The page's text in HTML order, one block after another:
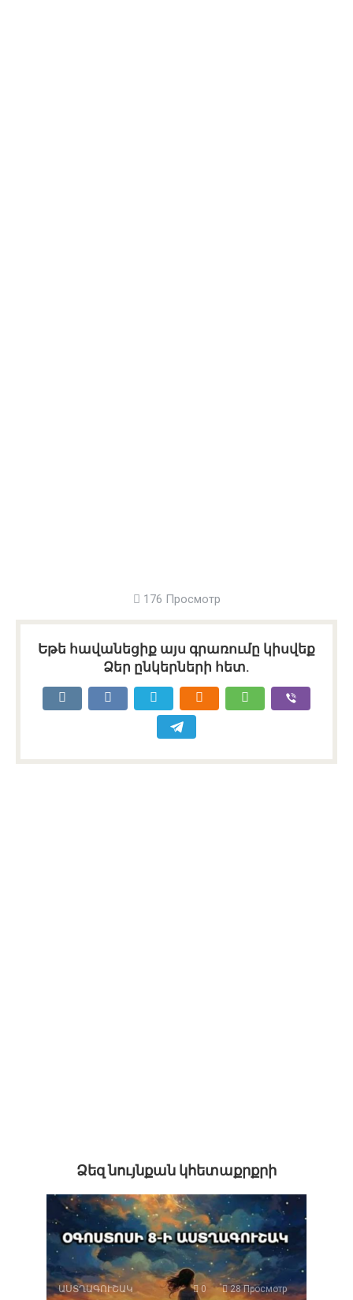
176 Просмотр
Եթե հավանեցիք այս գրառումը կիսվեք
Ձեր ընկերների հետ.
Ձեզ նույնքան կհետաքրքրի
ԱՍՏՂԱԳՈՒՇԱԿ 0 28 Просмотр